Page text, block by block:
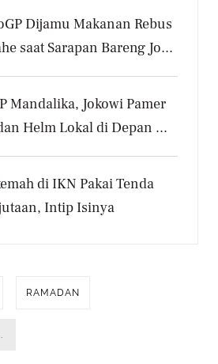
Dijamu Makanan Rebus
saat Sarapan Bareng Jo...
Mandalika, Jokowi Pamer
Helm Lokal di Depan ...
di IKN Pakai Tenda
Intip Isinya
RAMADAN